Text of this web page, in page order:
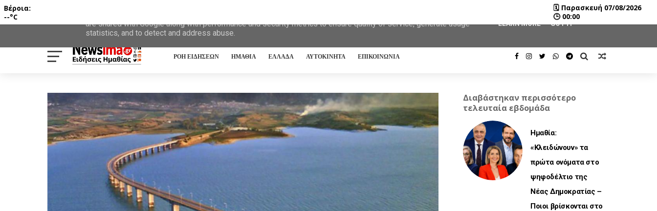
ΡΟΗ ΕΙΔΗΣΕΩΝ ΗΜΑΘΙΑ ΕΛΛΑΔΑ ΑΥΤΟΚΙΝΗΤΑ ΕΠΙΚΟΙΝΩΝΙΑ
Διαβάστηκαν περισσότερο
τελευταία εβδομάδα
Ημαθία:
«Κλειδώνουν» τα
πρώτα ονόματα στο
ψηφοδέλτιο της
Νέας Δημοκρατίας –
Ποιοι βρίσκονται στο
Βέροια:
--°C
🗓 Παρασκευή 07/08/2026
🕒 00:00
are shared with Google along with performance and security metrics to ensure quality of service, generate usage
statistics, and to detect and address abuse.
LEARN MORE GOT IT